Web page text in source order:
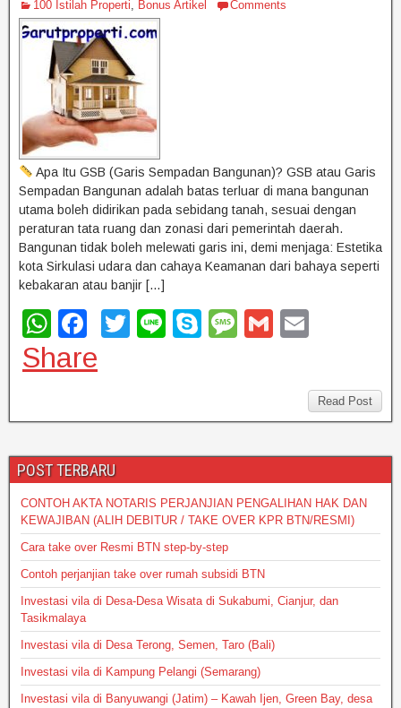
100 Istilah Properti, Bonus Artikel Comments
Apa Itu GSB (Garis Sempadan Bangunan)? GSB atau Garis
Sempadan Bangunan adalah batas terluar di mana bangunan
utama boleh didirikan pada sebidang tanah, sesuai dengan
peraturan tata ruang dan zonasi dari pemerintah daerah.
Bangunan tidak boleh melewati garis ini, demi menjaga: Estetika
kota Sirkulasi udara dan cahaya Keamanan dari bahaya seperti
kebakaran atau banjir […]
W
h
at
p
p
a
c
o
o
k
T
Li
S
M
e
G
Share
Read Post
POST TERBARU
CONTOH AKTA NOTARIS PERJANJIAN PENGALIHAN HAK DAN
KEWAJIBAN (ALIH DEBITUR / TAKE OVER KPR BTN/RESMI)
Cara take over Resmi BTN step-by-step
Contoh perjanjian take over rumah subsidi BTN
Investasi vila di Desa-Desa Wisata di Sukabumi, Cianjur, dan
Tasikmalaya
Investasi vila di Desa Terong, Semen, Taro (Bali)
Investasi vila di Kampung Pelangi (Semarang)
Investasi vila di Banyuwangi (Jatim) – Kawah Ijen, Green Bay, desa